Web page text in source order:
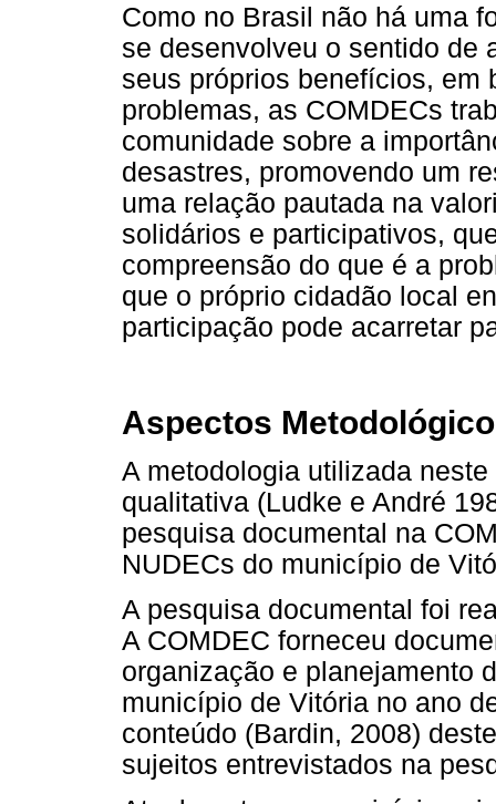
Como no Brasil não há uma
se desenvolveu o sentido de
seus próprios benefícios, em
problemas, as COMDECs
comunidade sobre a
desastres, promovendo um
uma relação pautada na
solidários e participativos,
compreensão do que é a
que o próprio cidadão local
participação pode acarretar
Aspectos
A metodologia utilizada
qualitativa (Ludke e André
pesquisa documental na
NUDECs do município de
A pesquisa documental foi
A COMDEC forneceu
organização e planejamento
município de Vitória no ano
conteúdo (Bardin, 2008)
sujeitos entrevistados na